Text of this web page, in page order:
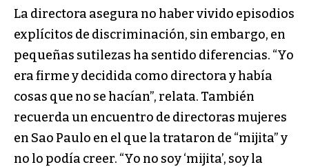
La directora asegura no haber vivido episodios
explícitos de discriminación, sin embargo, en
pequeñas sutilezas ha sentido diferencias. “Yo
era firme y decidida como directora y había
cosas que no se hacían”, relata. También
recuerda un encuentro de directoras mujeres
en Sao Paulo en el que la trataron de “mijita” y
no lo podía creer. “Yo no soy ‘mijita’, soy la